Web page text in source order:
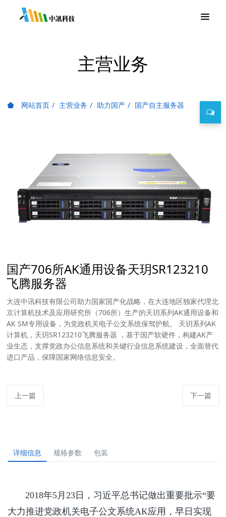
主营业务
网站首页 主营业务 助力国产 国产自主服务器
国产706所AK通用设备天玥SR123210
飞腾服务器
大连中讯科技有限公司助力国家国产化战略，在大连地区独家代理北
京计算机技术及应用研究所（706所）生产的天玥系列AK通用设备和
AK SM专用设备，为党政机关电子公文系统保驾护航。 天玥系列AK
计算机，天玥SR123210飞腾服务器 ，基于国产软硬件，构建AK产
业生态，支撑党政办公信息系统和关键行业信息系统建设，全面替代
进口产品，保障国家网络信息安全。
上一篇 下一篇
详细信息 规格参数 包装
2018年5月23日，习近平总书记做出重要批示“要
大力推进党政机关电子公文系统AK应用，早日实现